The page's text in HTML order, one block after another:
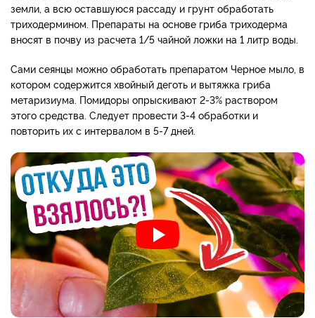
земли, а всю оставшуюся рассаду и грунт обработать
триходермином. Препараты на основе гриба триходерма
вносят в почву из расчета 1/5 чайной ложки на 1 литр воды.
Сами сеянцы можно обработать препаратом Черное мыло, в
котором содержится хвойный деготь и вытяжка гриба
метаризиума. Помидоры опрыскивают 2-3% раствором
этого средства. Следует провести 3-4 обработки и
повторить их с интервалом в 5-7 дней.